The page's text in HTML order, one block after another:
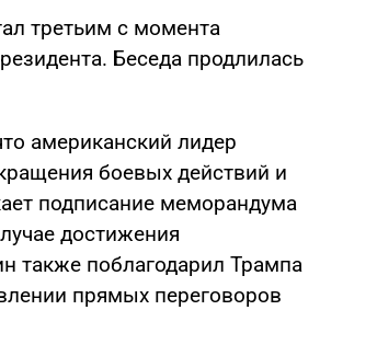
третьим с момента
Беседа продлилась
американский лидер
боевых действий и
подписание меморандума
достижения
также поблагодарил Трампа
прямых переговоров